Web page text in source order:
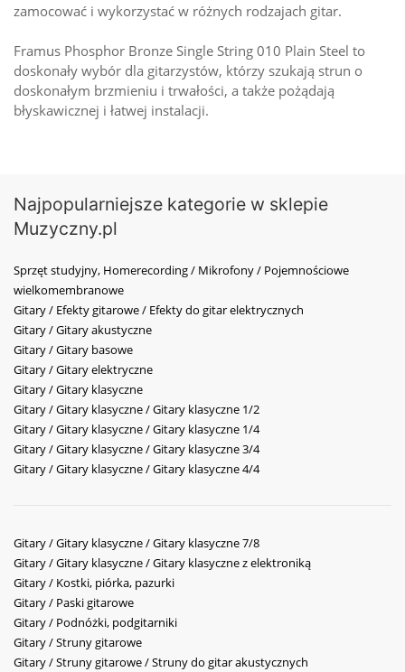
zamocować i wykorzystać w różnych rodzajach gitar.
Framus Phosphor Bronze Single String 010 Plain Steel to
doskonały wybór dla gitarzystów, którzy szukają strun o
doskonałym brzmieniu i trwałości, a także pożądają
błyskawicznej i łatwej instalacji.
Najpopularniejsze kategorie w sklepie
Muzyczny.pl
Sprzęt studyjny, Homerecording / Mikrofony / Pojemnościowe
wielkomembranowe
Gitary / Efekty gitarowe / Efekty do gitar elektrycznych
Gitary / Gitary akustyczne
Gitary / Gitary basowe
Gitary / Gitary elektryczne
Gitary / Gitary klasyczne
Gitary / Gitary klasyczne / Gitary klasyczne 1/2
Gitary / Gitary klasyczne / Gitary klasyczne 1/4
Gitary / Gitary klasyczne / Gitary klasyczne 3/4
Gitary / Gitary klasyczne / Gitary klasyczne 4/4
Gitary / Gitary klasyczne / Gitary klasyczne 7/8
Gitary / Gitary klasyczne / Gitary klasyczne z elektroniką
Gitary / Kostki, piórka, pazurki
Gitary / Paski gitarowe
Gitary / Podnóżki, podgitarniki
Gitary / Struny gitarowe
Gitary / Struny gitarowe / Struny do gitar akustycznych